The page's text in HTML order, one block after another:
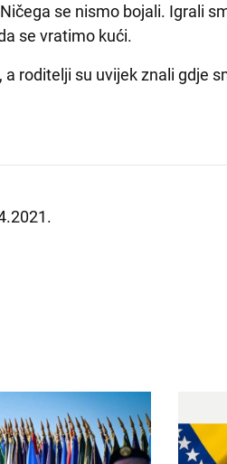
se nismo bojali. Igrali
se vratimo kući.
roditelji su uvijek znali gdje